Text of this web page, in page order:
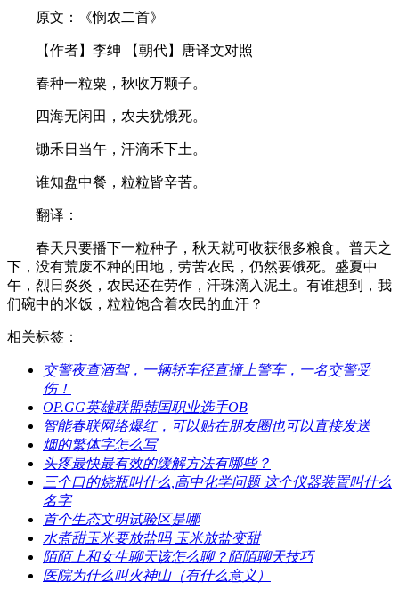
原文：《悯农二首》
【作者】李绅 【朝代】唐译文对照
春种一粒粟，秋收万颗子。
四海无闲田，农夫犹饿死。
锄禾日当午，汗滴禾下土。
谁知盘中餐，粒粒皆辛苦。
翻译：
春天只要播下一粒种子，秋天就可收获很多粮食。普天之
下，没有荒废不种的田地，劳苦农民，仍然要饿死。盛夏中
午，烈日炎炎，农民还在劳作，汗珠滴入泥土。有谁想到，我
们碗中的米饭，粒粒饱含着农民的血汗？
相关标签：
​交警夜查酒驾，一辆轿车径直撞上警车，一名交警受
伤！
​OP.GG英雄联盟韩国职业选手OB
​智能春联网络爆红，可以贴在朋友圈也可以直接发送
​烟的繁体字怎么写
​头疼最快最有效的缓解方法有哪些？
​三个口的烧瓶叫什么,高中化学问题 这个仪器装置叫什么
名字
​首个生态文明试验区是哪
​水煮甜玉米要放盐吗 玉米放盐变甜
​陌陌上和女生聊天该怎么聊？陌陌聊天技巧
​医院为什么叫火神山（有什么意义）